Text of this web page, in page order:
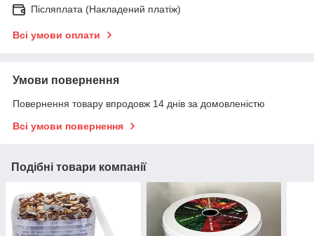
Післяплата (Накладений платіж)
Всі умови оплати
Умови повернення
Повернення товару впродовж 14 днів за домовленістю
Всі умови повернення
Подібні товари компанії